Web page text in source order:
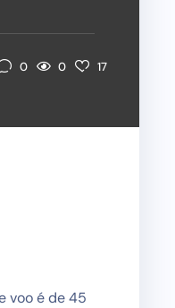
0 0 17
voo é de 45